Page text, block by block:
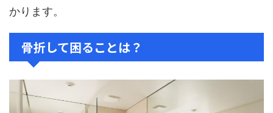
かります。
骨折して困ることは？